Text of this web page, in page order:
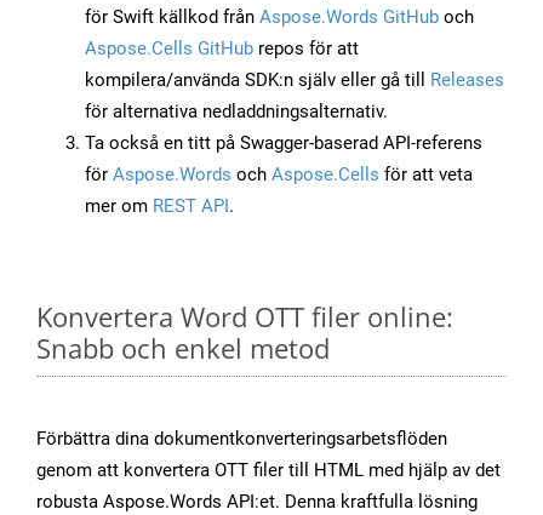
för Swift källkod från Aspose.Words GitHub och
Aspose.Cells GitHub repos för att
kompilera/använda SDK:n själv eller gå till Releases
för alternativa nedladdningsalternativ.
Ta också en titt på Swagger-baserad API-referens
för Aspose.Words och Aspose.Cells för att veta
mer om REST API.
Konvertera Word OTT filer online:
Snabb och enkel metod
Förbättra dina dokumentkonverteringsarbetsflöden
genom att konvertera OTT filer till HTML med hjälp av det
robusta Aspose.Words API:et. Denna kraftfulla lösning